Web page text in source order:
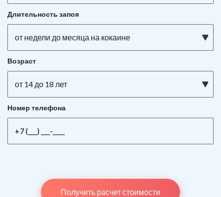
Длительность запоя
от недели до месяца на кокаине
Возраст
от 14 до 18 лет
Номер телефона
Получить расчет стоимости